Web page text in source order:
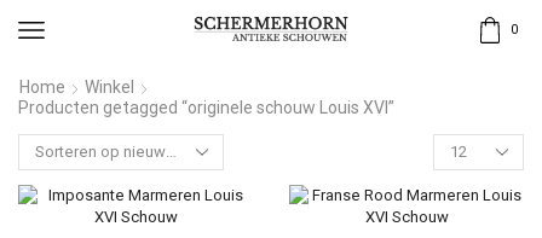
0
Home
Winkel
Producten getagged “originele schouw Louis XVI”